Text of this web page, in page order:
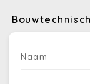
Bouwtechnisch
Naam